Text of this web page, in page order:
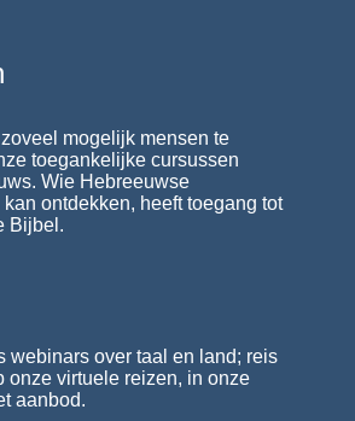
mogelijk mensen te
toegankelijke cursussen
Wie Hebreeuwse
ontdekken, heeft toegang tot
Bijbel.
webinars over taal en land; reis
onze virtuele reizen, in onze
aanbod.